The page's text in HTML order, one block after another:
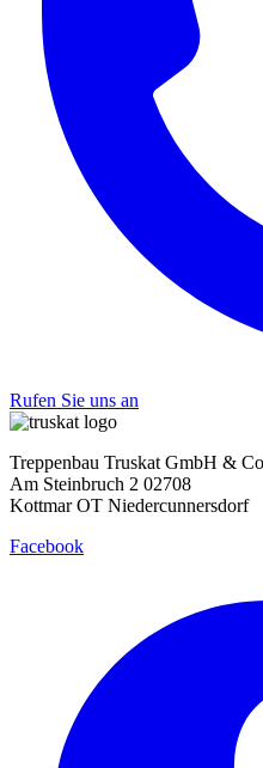
Rufen Sie uns an
Treppenbau Truskat GmbH &
Am Steinbruch 2 02708
Kottmar OT Niedercunnersdorf
Facebook